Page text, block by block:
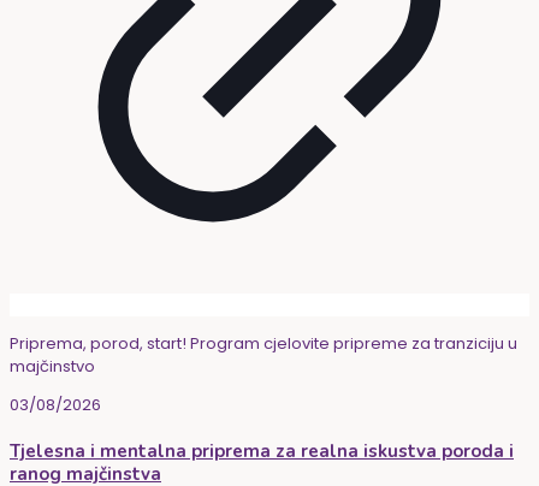
Priprema, porod, start! Program cjelovite pripreme za tranziciju u
majčinstvo
03/08/2026
Tjelesna i mentalna priprema za realna iskustva poroda i
ranog majčinstva